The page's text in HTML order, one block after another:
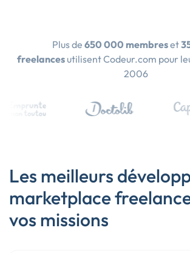
Plus de 650 000 membreset
freelances utilisent Codeur.com pour
2006
Les meilleurs
marketplace
vos missions